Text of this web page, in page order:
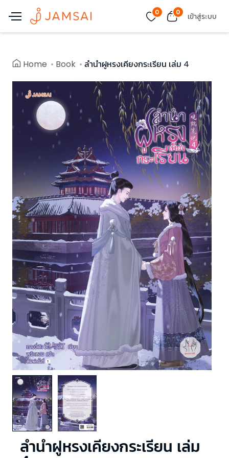
0 0 เข้าสู่ระบบ
Home Book ลำนำฝูหรงเคียงกระเรียน เล่ม 4
ลำนำฝูหรงเคียงกระเรียน เล่ม